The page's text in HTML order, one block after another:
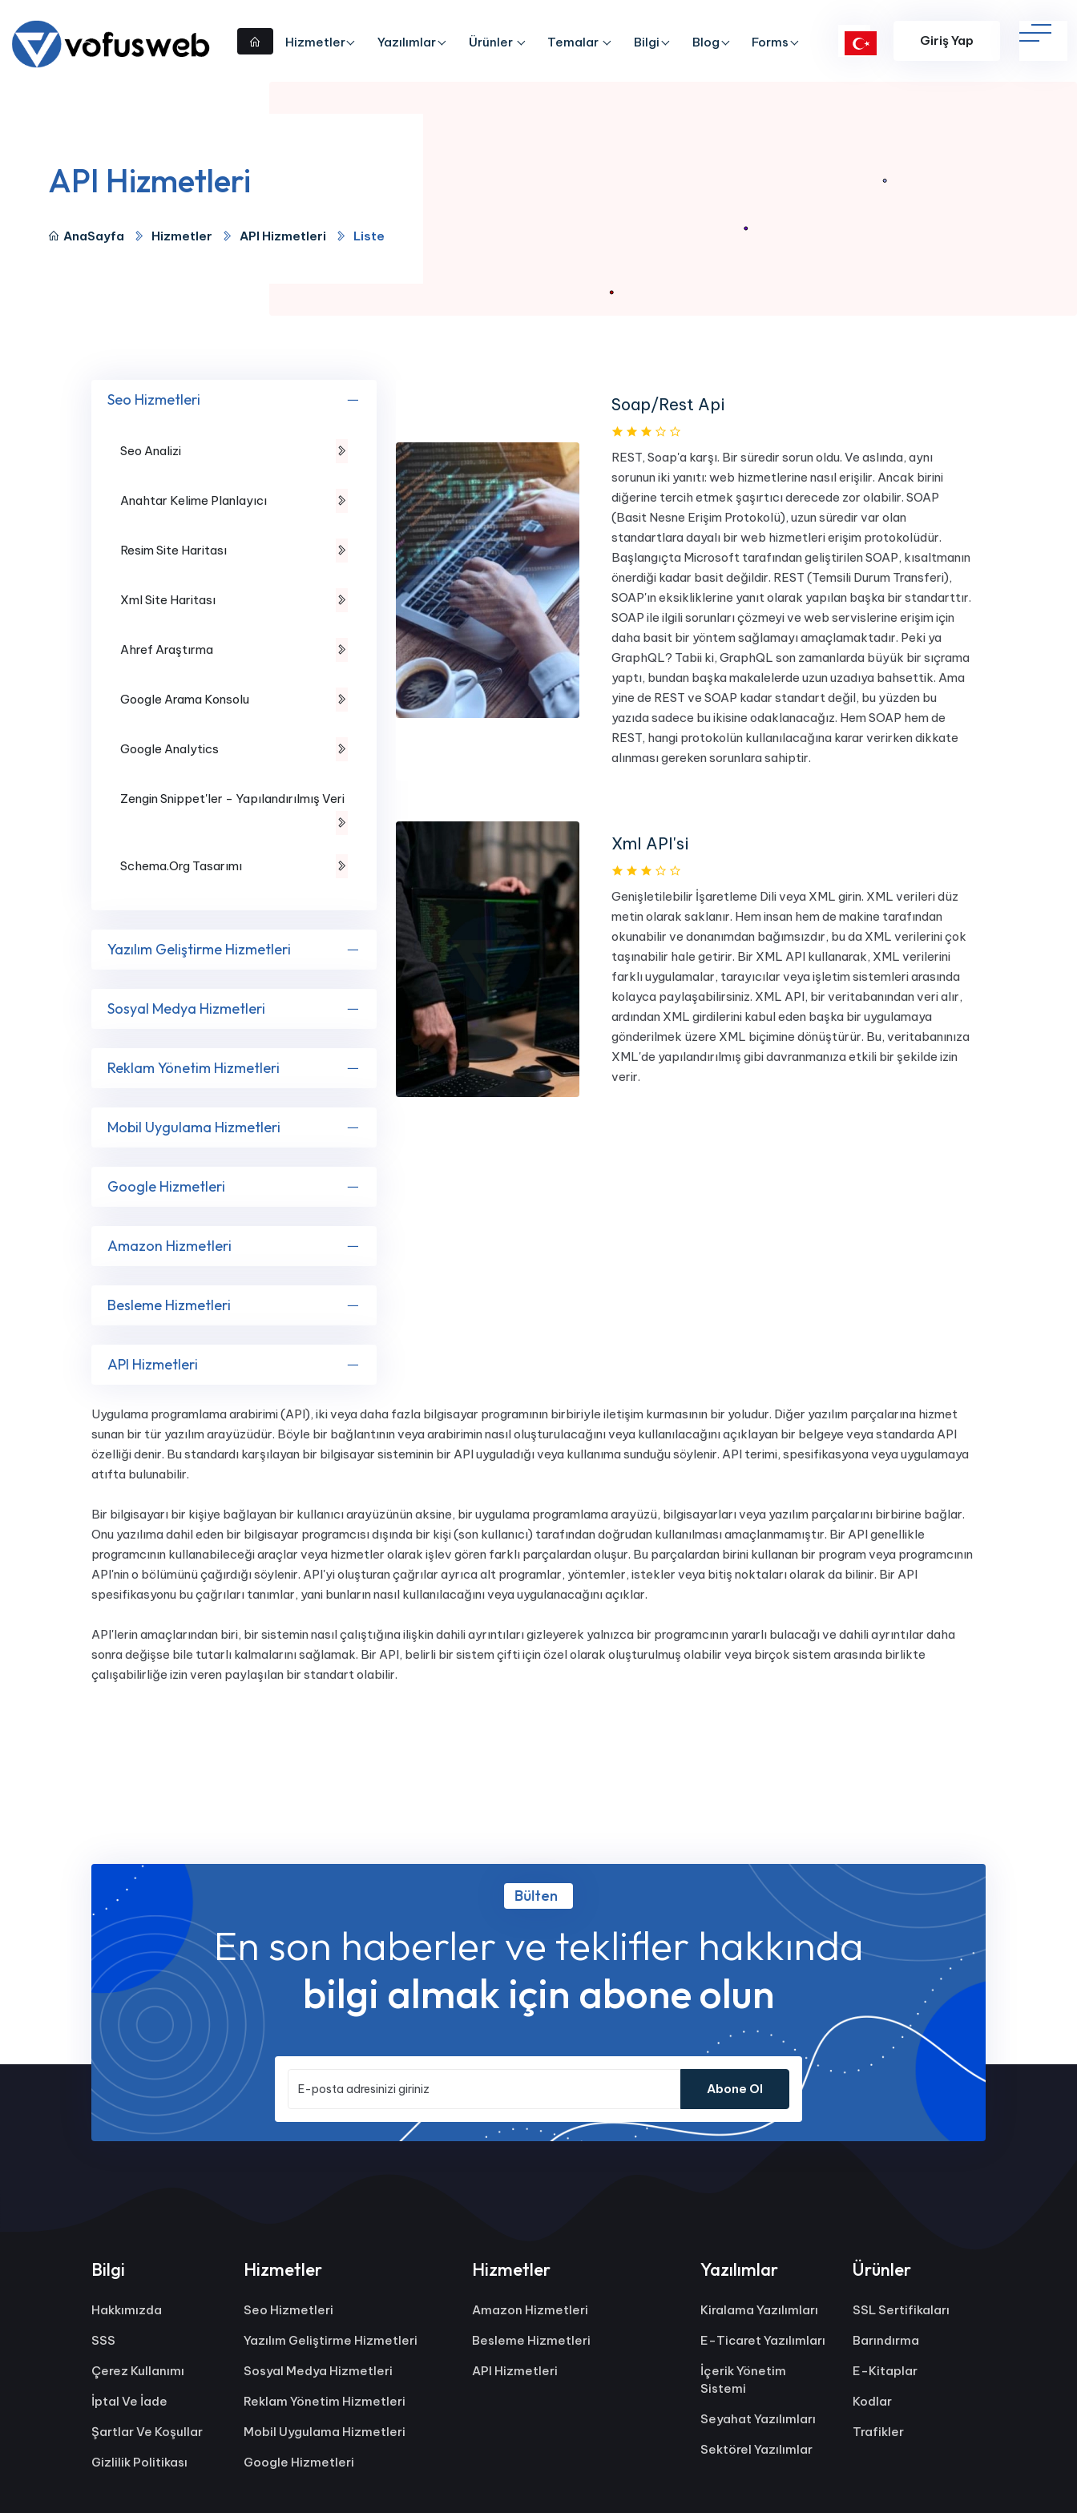
Hizmetler Yazılımlar Ürünler Temalar Bilgi Blog Forms Giriş Yap
API Hizmetleri
AnaSayfa Hizmetler API Hizmetleri Liste
Soap/Rest Api
REST, Soap'a karşı. Bir süredir sorun oldu. Ve aslında, aynı
sorunun iki yanıtı: web hizmetlerine nasıl erişilir. Ancak birini
diğerine tercih etmek şaşırtıcı derecede zor olabilir. SOAP
(Basit Nesne Erişim Protokolü), uzun süredir var olan
standartlara dayalı bir web hizmetleri erişim protokolüdür.
Başlangıçta Microsoft tarafından geliştirilen SOAP, kısaltmanın
önerdiği kadar basit değildir. REST (Temsili Durum Transferi),
SOAP'ın eksikliklerine yanıt olarak yapılan başka bir standarttır.
SOAP ile ilgili sorunları çözmeyi ve web servislerine erişim için
daha basit bir yöntem sağlamayı amaçlamaktadır. Peki ya
GraphQL? Tabii ki, GraphQL son zamanlarda büyük bir sıçrama
yaptı, bundan başka makalelerde uzun uzadıya bahsettik. Ama
yine de REST ve SOAP kadar standart değil, bu yüzden bu
yazıda sadece bu ikisine odaklanacağız. Hem SOAP hem de
REST, hangi protokolün kullanılacağına karar verirken dikkate
alınması gereken sorunlara sahiptir.
Xml API'si
Genişletilebilir İşaretleme Dili veya XML girin. XML verileri düz
metin olarak saklanır. Hem insan hem de makine tarafından
okunabilir ve donanımdan bağımsızdır, bu da XML verilerini çok
taşınabilir hale getirir. Bir XML API kullanarak, XML verilerini
farklı uygulamalar, tarayıcılar veya işletim sistemleri arasında
kolayca paylaşabilirsiniz. XML API, bir veritabanından veri alır,
ardından XML girdilerini kabul eden başka bir uygulamaya
gönderilmek üzere XML biçimine dönüştürür. Bu, veritabanınıza
XML'de yapılandırılmış gibi davranmanıza etkili bir şekilde izin
verir.
Seo Hizmetleri
Seo Analizi
Anahtar Kelime Planlayıcı
Resim Site Haritası
Xml Site Haritası
Ahref Araştırma
Google Arama Konsolu
Google Analytics
Zengin Snippet'ler - Yapılandırılmış Veri
Schema.Org Tasarımı
Yazılım Geliştirme Hizmetleri
Sosyal Medya Hizmetleri
Reklam Yönetim Hizmetleri
Mobil Uygulama Hizmetleri
Google Hizmetleri
Amazon Hizmetleri
Besleme Hizmetleri
API Hizmetleri
Uygulama programlama arabirimi (API), iki veya daha fazla bilgisayar programının birbiriyle iletişim kurmasının bir yoludur. Diğer yazılım parçalarına hizmet
sunan bir tür yazılım arayüzüdür. Böyle bir bağlantının veya arabirimin nasıl oluşturulacağını veya kullanılacağını açıklayan bir belgeye veya standarda API
özelliği denir. Bu standardı karşılayan bir bilgisayar sisteminin bir API uyguladığı veya kullanıma sunduğu söylenir. API terimi, spesifikasyona veya uygulamaya
atıfta bulunabilir.
Bir bilgisayarı bir kişiye bağlayan bir kullanıcı arayüzünün aksine, bir uygulama programlama arayüzü, bilgisayarları veya yazılım parçalarını birbirine bağlar.
Onu yazılıma dahil eden bir bilgisayar programcısı dışında bir kişi (son kullanıcı) tarafından doğrudan kullanılması amaçlanmamıştır. Bir API genellikle
programcının kullanabileceği araçlar veya hizmetler olarak işlev gören farklı parçalardan oluşur. Bu parçalardan birini kullanan bir program veya programcının
API'nin o bölümünü çağırdığı söylenir. API'yi oluşturan çağrılar ayrıca alt programlar, yöntemler, istekler veya bitiş noktaları olarak da bilinir. Bir API
spesifikasyonu bu çağrıları tanımlar, yani bunların nasıl kullanılacağını veya uygulanacağını açıklar.
API'lerin amaçlarından biri, bir sistemin nasıl çalıştığına ilişkin dahili ayrıntıları gizleyerek yalnızca bir programcının yararlı bulacağı ve dahili ayrıntılar daha
sonra değişse bile tutarlı kalmalarını sağlamak. Bir API, belirli bir sistem çifti için özel olarak oluşturulmuş olabilir veya birçok sistem arasında birlikte
çalışabilirliğe izin veren paylaşılan bir standart olabilir.
Bülten
En son haberler ve teklifler hakkında
bilgi almak için abone olun
Abone Ol
Bilgi
Hakkımızda
SSS
Çerez Kullanımı
İptal Ve İade
Şartlar Ve Koşullar
Gizlilik Politikası
Hizmetler
Seo Hizmetleri
Yazılım Geliştirme Hizmetleri
Sosyal Medya Hizmetleri
Reklam Yönetim Hizmetleri
Mobil Uygulama Hizmetleri
Google Hizmetleri
Hizmetler
Amazon Hizmetleri
Besleme Hizmetleri
API Hizmetleri
Yazılımlar
Kiralama Yazılımları
E-Ticaret Yazılımları
İçerik Yönetim
Sistemi
Seyahat Yazılımları
Sektörel Yazılımlar
Ürünler
SSL Sertifikaları
Barındırma
E-Kitaplar
Kodlar
Trafikler